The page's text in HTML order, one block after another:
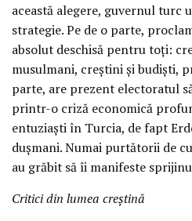
această alegere, guvernul turc
strategie. Pe de o parte,
absolut deschisă pentru toți:
musulmani, creștini și budiști,
parte, are prezent electoratul
printr-o criză economică
entuziaști în Turcia, de fapt
dușmani. Numai purtătorii de
au grăbit să îi manifeste
Critici din lumea creștină